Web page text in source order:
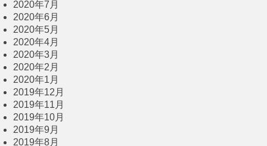
2020年7月
2020年6月
2020年5月
2020年4月
2020年3月
2020年2月
2020年1月
2019年12月
2019年11月
2019年10月
2019年9月
2019年8月